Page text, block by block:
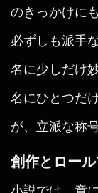
のきっかけに
必ずしも派手
名に少しだけ
名にひとつだ
が、立派な称
創作とロー